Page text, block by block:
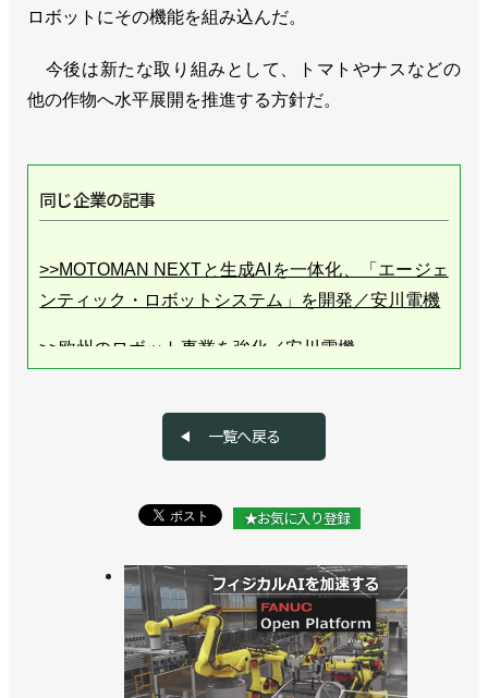
ロボットにその機能を組み込んだ。
今後は新たな取り組みとして、トマトやナスなどの
他の作物へ水平展開を推進する方針だ。
同じ企業の記事
>>MOTOMAN NEXTと生成AIを一体化、「エージェ
ンティック・ロボットシステム」を開発／安川電機
>>欧州のロボット事業を強化／安川電機
動搬送に／安川電機
に挑戦／安川電機
>>[直前特集RTJ2026 vol.3] 「新しいものづくり」を
社会実装／安川電機
一覧へ戻る
★お気に入り登録